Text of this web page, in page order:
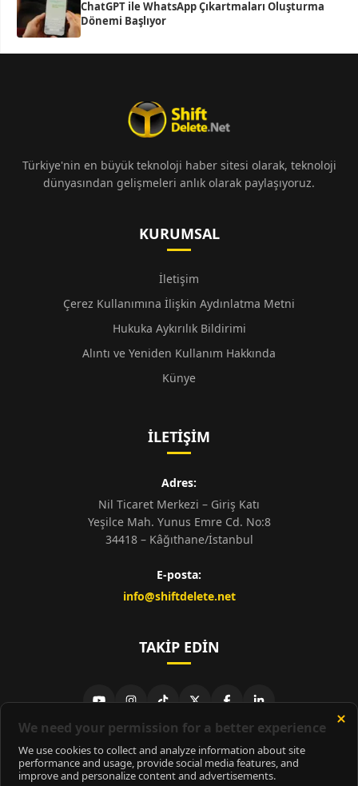
ChatGPT ile WhatsApp Çıkartmaları Oluşturma
Dönemi Başlıyor
Türkiye'nin en büyük teknoloji haber sitesi olarak, teknoloji
dünyasından gelişmeleri anlık olarak paylaşıyoruz.
KURUMSAL
İletişim
Çerez Kullanımına İlişkin Aydınlatma Metni
Hukuka Aykırılık Bildirimi
Alıntı ve Yeniden Kullanım Hakkında
Künye
İLETIŞIM
Adres:
Nil Ticaret Merkezi – Giriş Katı
Yeşilce Mah. Yunus Emre Cd. No:8
34418 – Kâğıthane/İstanbul
E-posta:
info@shiftdelete.net
TAKIP EDIN